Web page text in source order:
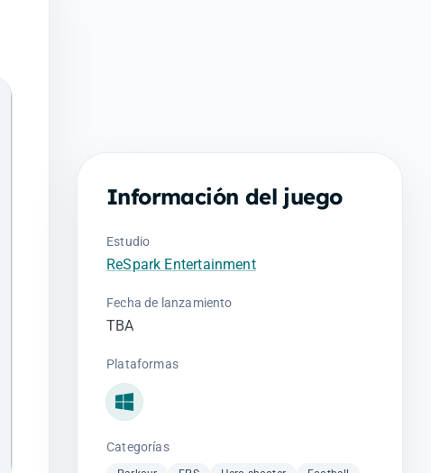
Información del juego
Estudio
ReSpark Entertainment
Fecha de lanzamiento
TBA
Plataformas
Windows
Categorías